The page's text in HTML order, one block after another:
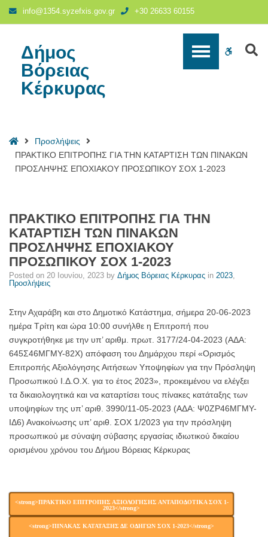
ΠΡΑΚΤΙΚΟ
ΚΑΤΑΡΤΙΣΗ
ΠΙΝΑΚΩΝ
ΣΟΧ
2023
Βόρειας
Κέρκυρας
info@1354.syzefxis.gov.gr +30 26633 60155
Δήμος
Βόρειας
Κέρκυρας
WCAG
HomeΠροσλήψεις
ΠΡΑΚΤΙΚΟ ΕΠΙΤΡΟΠΗΣ ΓΙΑ ΤΗΝ ΚΑΤΑΡΤΙΣΗ ΤΩΝ ΠΙΝΑΚΩΝ
ΠΡΟΣΛΗΨΗΣ ΕΠΟΧΙΑΚΟΥ ΠΡΟΣΩΠΙΚΟΥ ΣΟΧ 1-2023
ΠΡΑΚΤΙΚΟ ΕΠΙΤΡΟΠΗΣ ΓΙΑ ΤΗΝ
ΚΑΤΑΡΤΙΣΗ ΤΩΝ ΠΙΝΑΚΩΝ
ΠΡΟΣΛΗΨΗΣ ΕΠΟΧΙΑΚΟΥ
ΠΡΟΣΩΠΙΚΟΥ ΣΟΧ 1-2023
Posted on 20 Ιουνίου, 2023 by Δήμος Βόρειας Κέρκυρας in 2023,
Προσλήψεις
Στην Αχαράβη και στο Δημοτικό Κατάστημα, σήμερα 20-06-2023
ημέρα Τρίτη και ώρα 10:00 συνήλθε η Επιτροπή που
συγκροτήθηκε με την υπ’ αριθμ. πρωτ. 3177/24-04-2023 (ΑΔΑ:
645Σ46ΜΓΜΥ-82Χ) απόφαση του Δημάρχου περί «Ορισμός
Επιτροπής Αξιολόγησης Αιτήσεων Υποψηφίων για την Πρόσληψη
Προσωπικού Ι.Δ.Ο.Χ. για το έτος 2023», προκειμένου να ελέγξει
τα δικαιολογητικά και να καταρτίσει τους πίνακες κατάταξης των
υποψηφίων της υπ’ αριθ. 3990/11-05-2023 (ΑΔΑ: Ψ0ΖΡ46ΜΓΜΥ-
ΙΔ6) Ανακοίνωσης υπ’ αριθ. ΣΟΧ 1/2023 για την πρόσληψη
προσωπικού με σύναψη σύβασης εργασίας ιδιωτικού δικαίου
ορισμένου χρόνου του Δήμου Βόρειας Κέρκυρας
<strong>ΠΡΑΚΤΙΚΟ ΕΠΙΤΡΟΠΗΣ ΑΞΙΟΛΟΓΗΣΗΣ ΑΝΤΑΠΟΔΟΤΙΚΑ ΣΟΧ 1-
2023</strong>
<strong>ΠΙΝΑΚΑΣ ΚΑΤΑΤΑΞΗΣ ΔΕ ΟΔΗΓΩΝ ΣΟΧ 1-2023</strong>